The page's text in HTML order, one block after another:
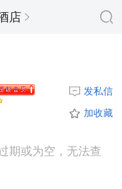
店
发私信
加收藏
期或为空，无法查